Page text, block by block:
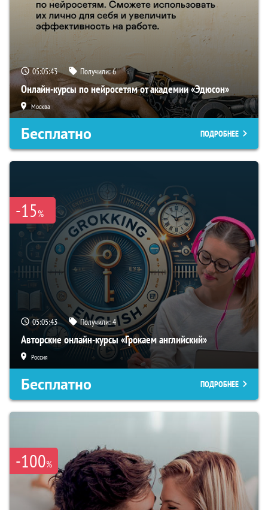
05:05:42 Получили:6
Онлайн-курсы по нейросетям от академии «Эдюсон»
Москва
Бесплатно ПОДРОБНЕЕ
-15%
05:05:42 Получили:4
Авторские онлайн-курсы «Грокаем английский»
Россия
Бесплатно ПОДРОБНЕЕ
-100%